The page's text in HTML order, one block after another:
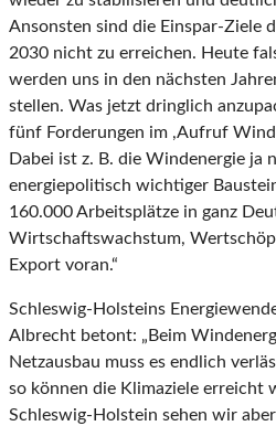
Ansonsten sind die Einspar-Ziele
2030 nicht zu erreichen. Heute
werden uns in den nächsten
stellen. Was jetzt dringlich
fünf Forderungen im ,Aufruf
Dabei ist z. B. die Windenergie ja
energiepolitisch wichtiger
160.000 Arbeitsplätze in ganz
Wirtschaftswachstum,
Export voran.“
Schleswig-Holsteins
Albrecht betont: „Beim
Netzausbau muss es endlich
so können die Klimaziele erreicht
Schleswig-Holstein sehen wir